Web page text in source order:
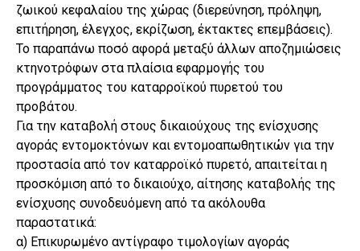
ζωικού κεφαλαίου της χώρας (διερεύνηση, πρόληψη,
επιτήρηση, έλεγχος, εκρίζωση, έκτακτες επεμβάσεις).
Το παραπάνω ποσό αφορά μεταξύ άλλων αποζημιώσεις
κτηνοτρόφων στα πλαίσια εφαρμογής του
προγράμματος του καταρροϊκού πυρετού του
προβάτου.
Για την καταβολή στους δικαιούχους της ενίσχυσης
αγοράς εντομοκτόνων και εντομοαπωθητικών για την
προστασία από τον καταρροϊκό πυρετό, απαιτείται η
προσκόμιση από το δικαιούχο, αίτησης καταβολής της
ενίσχυσης συνοδευόμενη από τα ακόλουθα
παραστατικά:
α) Επικυρωμένο αντίγραφο τιμολογίων αγοράς